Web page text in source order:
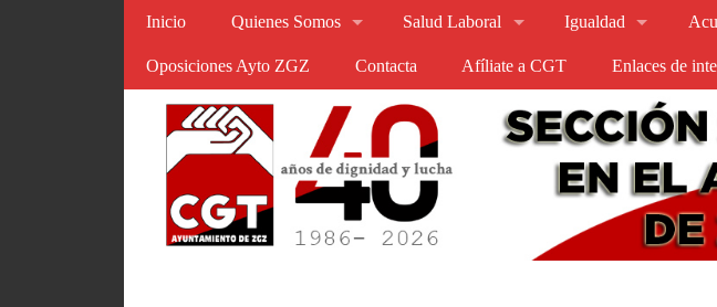
Inicio Quienes Somos Salud Laboral Igualdad
Oposiciones Ayto ZGZ Contacta Afíliate a CGT Enlaces de